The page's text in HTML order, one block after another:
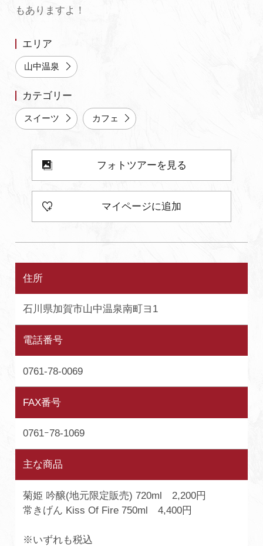
写真ダウンロード
プライバシーポリシー
もありますよ！
エリア
山中温泉
カテゴリー
スイーツ カフェ
フォトツアーを見る
マイページに追加
住所
石川県加賀市山中温泉南町ヨ1
電話番号
0761-78-0069
FAX番号
0761ｰ78-1069
主な商品
菊姫 吟醸(地元限定販売) 720ml 2,200円
常きげん Kiss Of Fire 750ml 4,400円
※いずれも税込